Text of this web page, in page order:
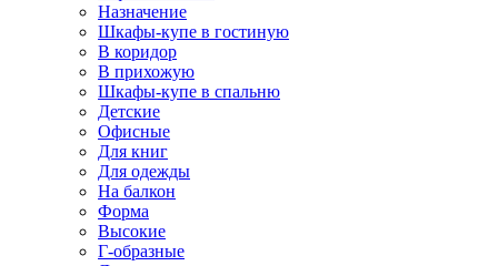
Назначение
Шкафы-купе в гостиную
В коридор
В прихожую
Шкафы-купе в спальню
Детские
Офисные
Для книг
Для одежды
На балкон
Форма
Высокие
Г-образные